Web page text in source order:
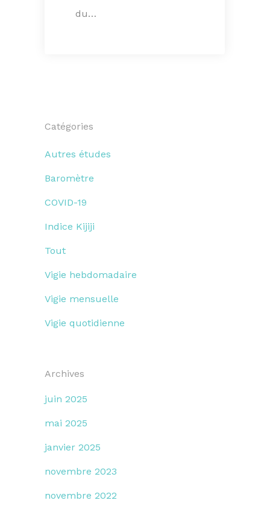
du…
Catégories
Autres études
Baromètre
COVID-19
Indice Kijiji
Tout
Vigie hebdomadaire
Vigie mensuelle
Vigie quotidienne
Archives
juin 2025
mai 2025
janvier 2025
novembre 2023
novembre 2022